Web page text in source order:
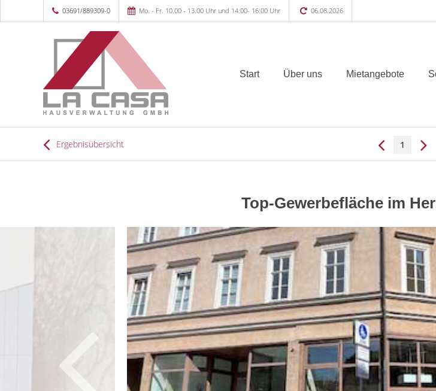
03691/889309-0 Mo. - Fr. 10.00 - 13.00 Uhr und 14:00- 16:00 Uhr 06.08.2026
Start Über uns Mietangebote
Ergebnisübersicht 1
Top-Gewerbefläche im